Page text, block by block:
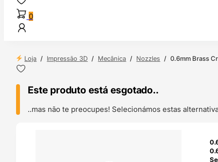
0
Loja / Impressão 3D / Mecânica / Nozzles / 0.6mm Brass
Este produto está esgotado..
..mas não te preocupes! Selecionámos estas